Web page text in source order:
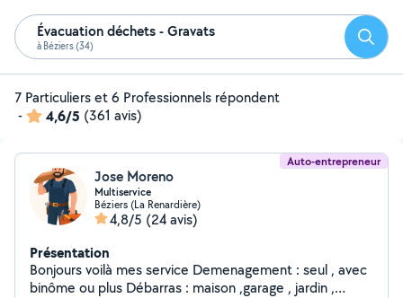
Évacuation déchets - Gravats
à Béziers (34)
7 Particuliers et 6 Professionnels répondent
-
4,6/5 (361 avis)
Auto-entrepreneur
Jose Moreno
Multiservice
Béziers (La Renardière)
4,8/5 (24 avis)
Présentation
Bonjours voilà mes service Demenagement : seul , avec
binôme ou plus Débarras : maison ,garage , jardin ,